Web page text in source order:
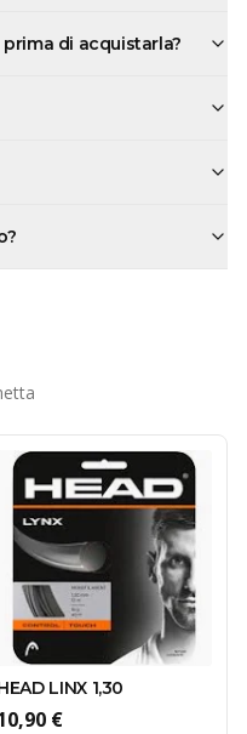
di acquistarla?
LINX 1,30
€